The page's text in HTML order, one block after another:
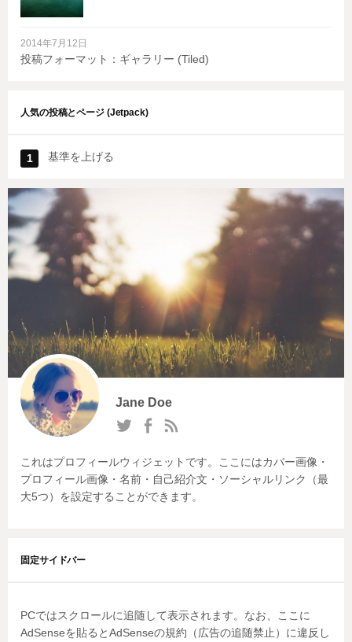
2014年7月12日
投稿フォーマット：ギャラリー (Tiled)
人気の投稿とページ (Jetpack)
基準を上げる
Jane Doe
これはプロフィールウィジェットです。ここにはカバー画像・
プロフィール画像・名前・自己紹介文・ソーシャルリンク（最
大5つ）を設定することができます。
固定サイドバー
PCではスクロールに追随して表示されます。なお、ここに
AdSenseを貼るとAdSenseの規約（広告の追随禁止）に違反し